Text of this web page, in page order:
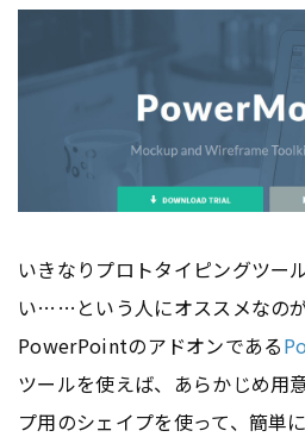
いきなりプロトタイピングツー
い……という人にオススメなの
PowerPointのアドオンである
ツールを使えば、あらかじめ用
プ用のシェイプを使って、簡単